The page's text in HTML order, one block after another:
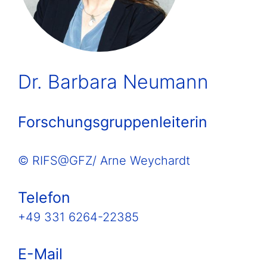
Dr. Barbara Neumann
Forschungsgruppenleiterin
© RIFS@GFZ/ Arne Weychardt
Telefon
+49 331 6264-22385
E-Mail